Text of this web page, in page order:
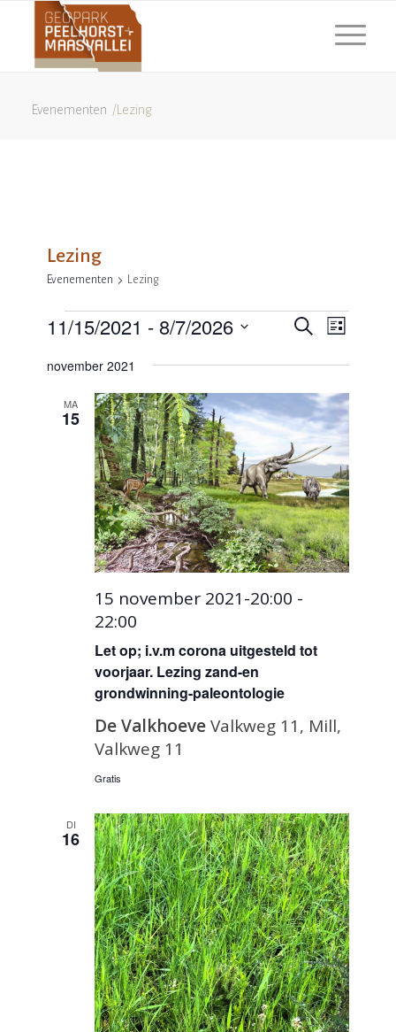
Evenementen /Lezing
Lezing
Evenementen Lezing
Evenementen
navigatie
Zoeken
Lijst
11/15/2021 - 8/7/2026
datum.
november 2021
MA
15
Let op; i.v.m corona uitgesteld tot
voorjaar. Lezing zand-en
grondwinning-paleontologie
15 november 2021-20:00 -
22:00
De ValkhoeveValkweg 11, Mill,
Valkweg 11
Gratis
DI
16